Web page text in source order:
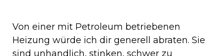
Von einer mit Petroleum betriebenen
Heizung würde ich dir generell abraten. Sie
sind unhandlich, stinken, schwer zu